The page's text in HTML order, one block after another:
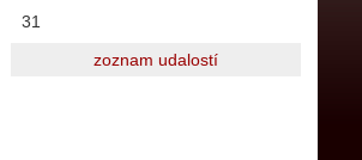
31
zoznam udalostí